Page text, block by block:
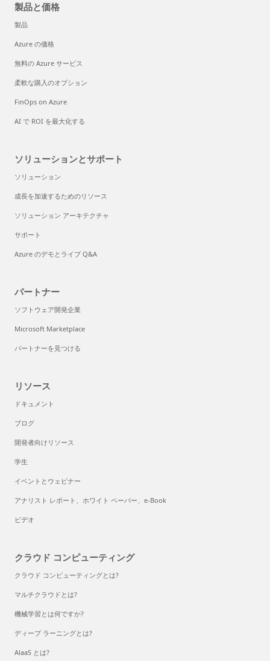
製品と価格
製品
Azure の価格
無料の Azure サービス
柔軟な購入のオプション
FinOps on Azure
AI で ROI を最大化する
ソリューションとサポート
ソリューション
成長を加速するためのリソース
ソリューション アーキテクチャ
サポート
Azure のデモとライブ Q&A
パートナー
ソフトウェア開発企業
Microsoft Marketplace
パートナーを見つける
リソース
ドキュメント
ブログ
開発者向けリソース
学生
イベントとウェビナー
アナリスト レポート、ホワイト ペーパー、e-Book
ビデオ
クラウド コンピューティング
クラウド コンピューティングとは?
マルチクラウドとは?
機械学習とは何ですか?
ディープ ラーニングとは?
AlaaS とは?